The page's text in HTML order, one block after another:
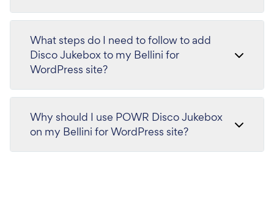
What steps do I need to follow to add
Disco Jukebox to my Bellini for
WordPress site?
Why should I use POWR Disco Jukebox
on my Bellini for WordPress site?